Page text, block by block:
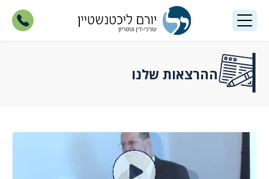
ההרצאות שלנו